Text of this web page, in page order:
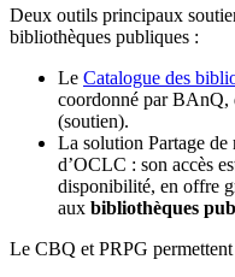
Deux outils principaux
bibliothèques publiques :
Le Catalogue des
coordonné par BAnQ,
(soutien).
La solution Partage de
d’OCLC : son accès
disponibilité, en offre
aux bibliothèques
Le CBQ et PRPG permettent